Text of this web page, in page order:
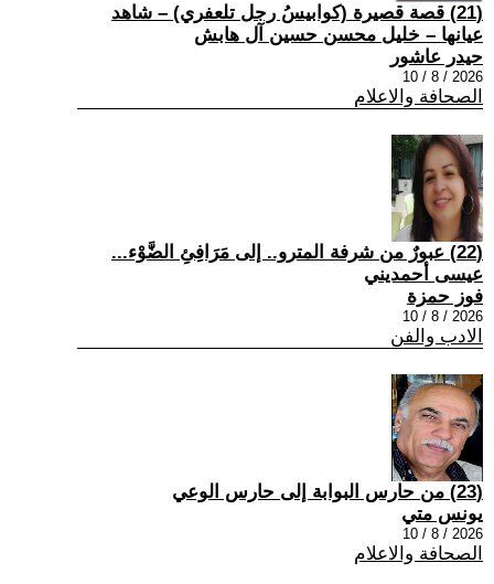
(21) قصة قصيرة (كوابيسُ رجل تلعفري) – شاهد
عيانها – خليل محسن حسين آل هابش
حيدر عاشور
2026 / 8 / 10
الصحافة والاعلام
(22) عبورٌ من شرفة المترو.. إلى مَرَافِئِ الضَّوْء...
عيسى أحمديني
فوز حمزة
2026 / 8 / 10
الادب والفن
(23) من حارس البوابة إلى حارس الوعي
يونس متي
2026 / 8 / 10
الصحافة والاعلام